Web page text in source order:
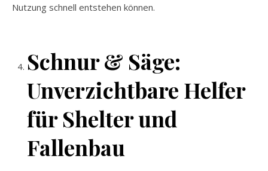
Nutzung schnell entstehen können.
Schnur & Säge:
Unverzichtbare Helfer
für Shelter und
Fallenbau